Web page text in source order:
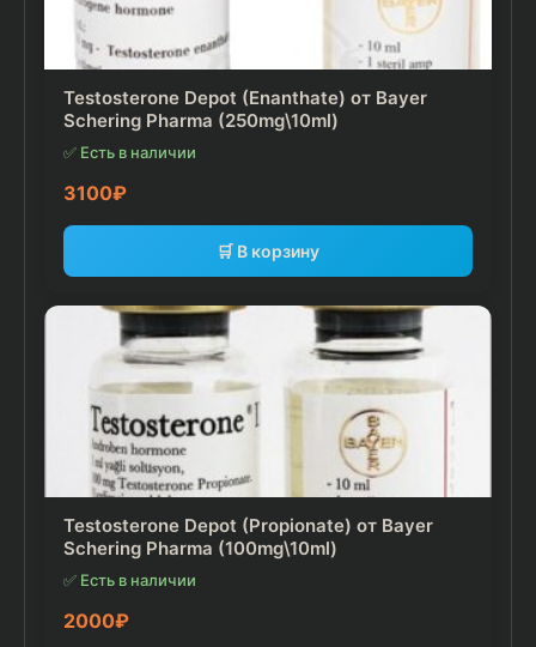
Testosterone Depot (Enanthate) от Bayer
Schering Pharma (250mg\10ml)
✅ Есть в наличии
3100₽
🛒 В корзину
Testosterone Depot (Propionate) от Bayer
Schering Pharma (100mg\10ml)
✅ Есть в наличии
2000₽